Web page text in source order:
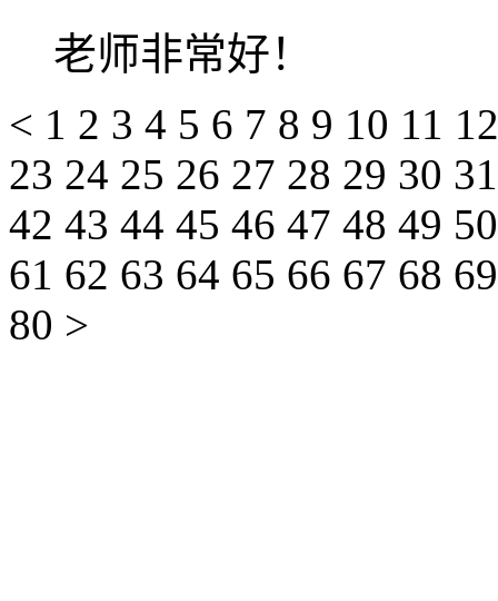
老师非常好！
< 1 2 3 4 5 6 7 8 9 10 11
23 24 25 26 27 28 29 30
42 43 44 45 46 47 48 49
61 62 63 64 65 66 67 68
80 >